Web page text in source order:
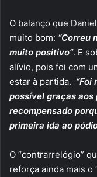
O balanço que
muito bom: “Correu
muito positivo”. E
alívio, pois foi com
estar à partida. “Foi
possível graças
recompensado
primeira ida ao
O “contrarrelógio”
reforça ainda mais